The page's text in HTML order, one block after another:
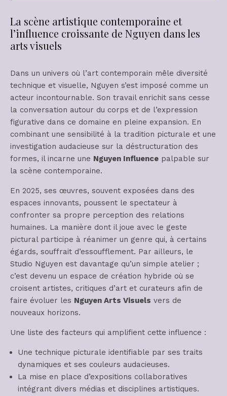
La scène artistique contemporaine et
l’influence croissante de Nguyen dans les
arts visuels
Dans un univers où l’art contemporain mêle diversité
technique et visuelle, Nguyen s’est imposé comme un
acteur incontournable. Son travail enrichit sans cesse
la conversation autour du corps et de l’expression
figurative dans ce domaine en pleine expansion. En
combinant une sensibilité à la tradition picturale et une
investigation audacieuse sur la déstructuration des
formes, il incarne une Nguyen Influence palpable sur
la scène contemporaine.
En 2025, ses œuvres, souvent exposées dans des
espaces innovants, poussent le spectateur à
confronter sa propre perception des relations
humaines. La manière dont il joue avec le geste
pictural participe à réanimer un genre qui, à certains
égards, souffrait d’essoufflement. Par ailleurs, le
Studio Nguyen est davantage qu’un simple atelier ;
c’est devenu un espace de création hybride où se
croisent artistes, critiques d’art et curateurs afin de
faire évoluer les Nguyen Arts Visuels vers de
nouveaux horizons.
Une liste des facteurs qui amplifient cette influence :
Une technique picturale identifiable par ses traits
dynamiques et ses couleurs audacieuses.
La mise en place d’expositions collaboratives
intégrant divers médias et disciplines artistiques.